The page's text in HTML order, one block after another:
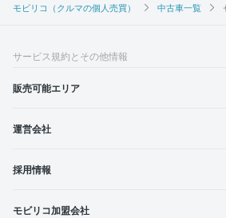
モビリコ（クルマの個人売買） 中古車一覧
サービス規約とその他情報
販売可能エリア
運営会社
採用情報
モビリコ加盟会社